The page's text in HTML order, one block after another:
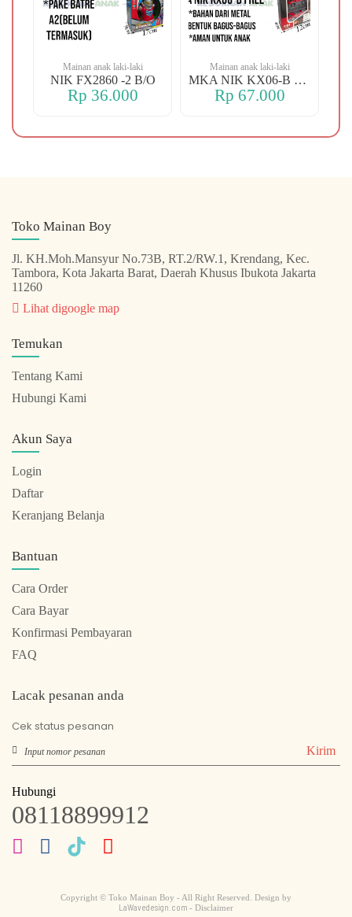
Mainan anak laki-laki
NIK FX2860 -2 B/O
Rp 36.000
Mainan anak laki-laki
MKA NIK KX06-B FREE
Rp 67.000
Toko Mainan Boy
Jl. KH.Moh.Mansyur No.73B, RT.2/RW.1, Krendang, Kec.
Tambora, Kota Jakarta Barat, Daerah Khusus Ibukota Jakarta
11260
Lihat digoogle map
Temukan
Tentang Kami
Hubungi Kami
Akun Saya
Login
Daftar
Keranjang Belanja
Bantuan
Cara Order
Cara Bayar
Konfirmasi Pembayaran
FAQ
Lacak pesanan anda
Cek status pesanan
Kirim
Hubungi
08118899912
Copyright © Toko Mainan Boy - All Right Reserved. Design by
LaWavedesign.com - Disclaimer